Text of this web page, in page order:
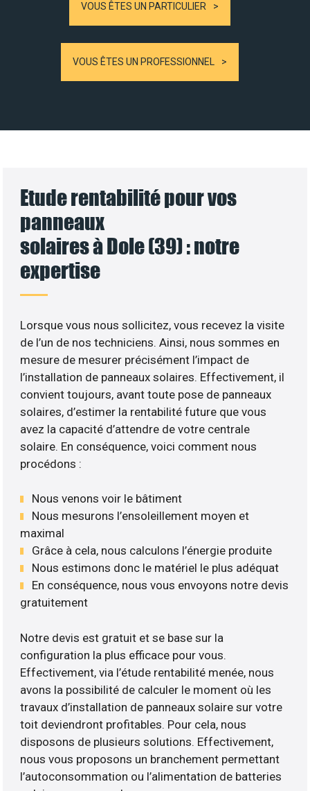
VOUS ÊTES UN PARTICULIER
VOUS ÊTES UN PROFESSIONNEL
Etude rentabilité pour vos
panneaux
solaires à Dole (39) : notre
expertise
Lorsque vous nous sollicitez, vous recevez la visite
de l’un de nos techniciens. Ainsi, nous sommes en
mesure de mesurer précisément l’impact de
l’installation de panneaux solaires. Effectivement, il
convient toujours, avant toute pose de panneaux
solaires, d’estimer la rentabilité future que vous
avez la capacité d’attendre de votre centrale
solaire. En conséquence, voici comment nous
procédons :
Nous venons voir le bâtiment
Nous mesurons l’ensoleillement moyen et
maximal
Grâce à cela, nous calculons l’énergie produite
Nous estimons donc le matériel le plus adéquat
En conséquence, nous vous envoyons notre devis
gratuitement
Notre devis est gratuit et se base sur la
configuration la plus efficace pour vous.
Effectivement, via l’étude rentabilité menée, nous
avons la possibilité de calculer le moment où les
travaux d’installation de panneaux solaire sur votre
toit deviendront profitables. Pour cela, nous
disposons de plusieurs solutions. Effectivement,
nous vous proposons un branchement permettant
l’autoconsommation ou l’alimentation de batteries